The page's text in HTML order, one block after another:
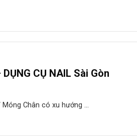
CỤ NAIL Sài Gòn
Chân có xu hướng ...